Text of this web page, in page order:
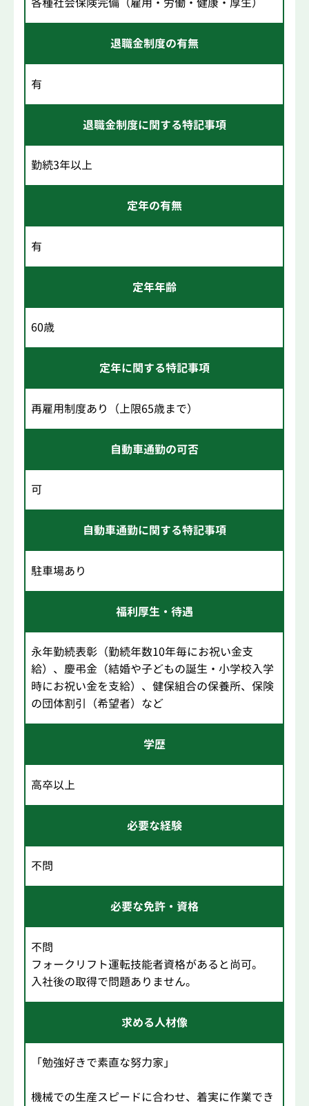
退職金制度の有無
有
退職金制度に関する特記事項
勤続3年以上
定年の有無
有
定年年齢
60歳
定年に関する特記事項
再雇用制度あり（上限65歳まで）
自動車通勤の可否
可
自動車通勤に関する特記事項
駐車場あり
福利厚生・待遇
永年勤続表彰（勤続年数10年毎にお祝い金支
給）、慶弔金（結婚や子どもの誕生・小学校入学
時にお祝い金を支給）、健保組合の保養所、保険
の団体割引（希望者）など
学歴
高卒以上
必要な経験
不問
必要な免許・資格
不問
フォークリフト運転技能者資格があると尚可。
入社後の取得で問題ありません。
求める人材像
「勉強好きで素直な努力家」
機械での生産スピードに合わせ、着実に作業でき